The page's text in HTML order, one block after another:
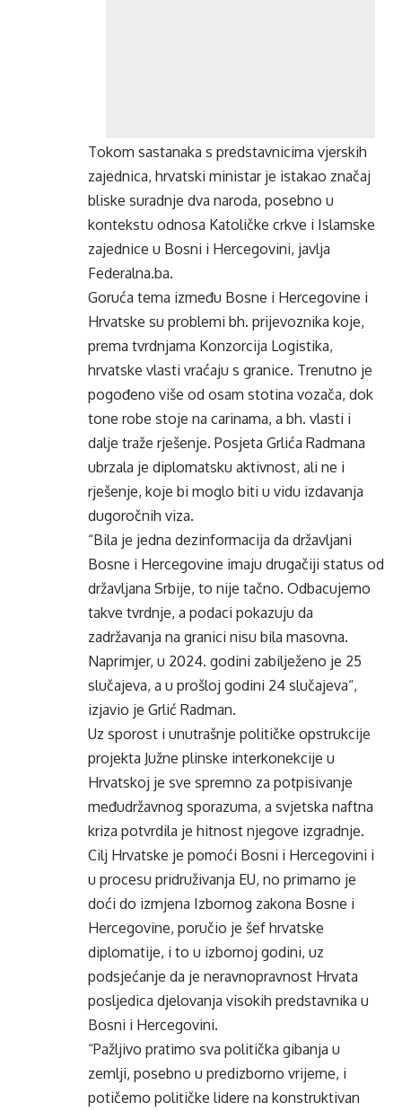
Tokom sastanaka s predstavnicima vjerskih
zajednica, hrvatski ministar je istakao značaj
bliske suradnje dva naroda, posebno u
kontekstu odnosa Katoličke crkve i Islamske
zajednice u Bosni i Hercegovini, javlja
Federalna.ba.
Goruća tema između Bosne i Hercegovine i
Hrvatske su problemi bh. prijevoznika koje,
prema tvrdnjama Konzorcija Logistika,
hrvatske vlasti vraćaju s granice. Trenutno je
pogođeno više od osam stotina vozača, dok
tone robe stoje na carinama, a bh. vlasti i
dalje traže rješenje. Posjeta Grlića Radmana
ubrzala je diplomatsku aktivnost, ali ne i
rješenje, koje bi moglo biti u vidu izdavanja
dugoročnih viza.
“Bila je jedna dezinformacija da državljani
Bosne i Hercegovine imaju drugačiji status od
državljana Srbije, to nije tačno. Odbacujemo
takve tvrdnje, a podaci pokazuju da
zadržavanja na granici nisu bila masovna.
Naprimjer, u 2024. godini zabilježeno je 25
slučajeva, a u prošloj godini 24 slučajeva“,
izjavio je Grlić Radman.
Uz sporost i unutrašnje političke opstrukcije
projekta Južne plinske interkonekcije u
Hrvatskoj je sve spremno za potpisivanje
međudržavnog sporazuma, a svjetska naftna
kriza potvrdila je hitnost njegove izgradnje.
Cilj Hrvatske je pomoći Bosni i Hercegovini i
u procesu pridruživanja EU, no primarno je
doći do izmjena Izbornog zakona Bosne i
Hercegovine, poručio je šef hrvatske
diplomatije, i to u izbornoj godini, uz
podsjećanje da je neravnopravnost Hrvata
posljedica djelovanja visokih predstavnika u
Bosni i Hercegovini.
“Pažljivo pratimo sva politička gibanja u
zemlji, posebno u predizborno vrijeme, i
potičemo političke lidere na konstruktivan